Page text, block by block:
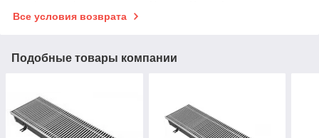
Все условия возврата
Подобные товары компании